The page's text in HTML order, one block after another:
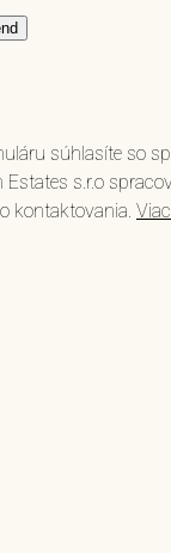
súhlasíte so
Estates s.r.o
kontaktovania.